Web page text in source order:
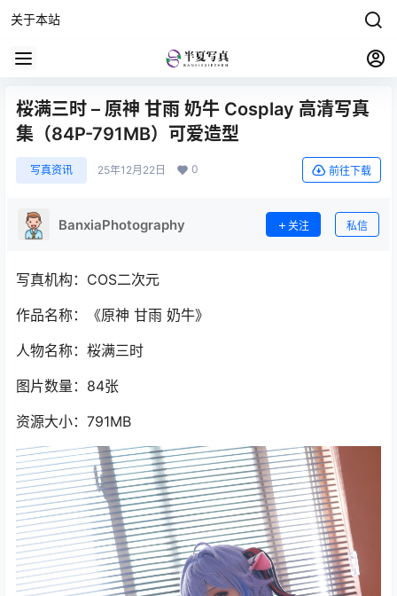
关于本站
桜满三时 – 原神 甘雨 奶牛 Cosplay 高清写真
集（84P-791MB）可爱造型
写真资讯 25年12月22日 0 前往下载
BanxiaPhotography 关注 私信
写真机构：COS二次元
作品名称：《原神 甘雨 奶牛》
人物名称：桜满三时
图片数量：84张
资源大小：791MB